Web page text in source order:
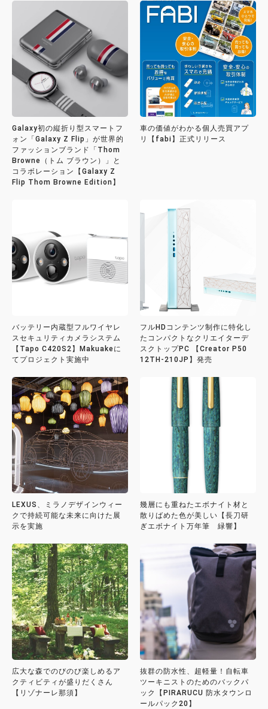
Galaxy初の縦折り型スマートフ
ォン「Galaxy Z Flip」が世界的
ファッションブランド「Thom
Browne（トム ブラウン）」と
コラボレーション【Galaxy Z
Flip Thom Browne Edition】
車の価値がわかる個人売買アプ
リ【fabi】正式リリース
バッテリー内蔵型フルワイヤレ
スセキュリティカメラシステム
【Tapo C420S2】Makuakeに
てプロジェクト実施中
フルHDコンテンツ制作に特化し
たコンパクトなクリエイターデ
スクトップPC 【Creator P50
12TH-210JP】発売
LEXUS、ミラノデザインウィー
クで持続可能な未来に向けた展
示を実施
幾層にも重ねたエボナイト材と
散りばめた色が美しい【長刀研
ぎエボナイト万年筆 緑響】
広大な森でのびのび楽しめるア
クティビティが盛りだくさん
【リゾナーレ那須】
抜群の防水性、超軽量！自転車
ツーキニストのためのバックパ
ック【PIRARUCU 防水タウンロ
ールパック20】